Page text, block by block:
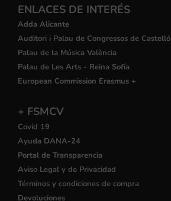
ENLACES DE INTERÉS
Adda Alicante
Auditori i Palau de Congressos de Castelló
Palau de la Música València
Palau de Les Arts - Reina Sofía
European Commission Erasmus +
+ FSMCV
Covid 19
Ayuda DANA-24
Portal de Transparencia
Aviso Legal y de Privacidad
Términos y condiciones de compra
Devoluciones